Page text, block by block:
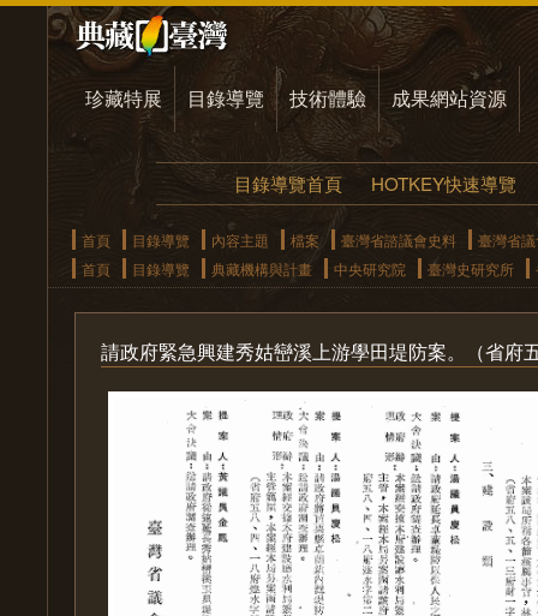
珍藏特展 目錄導覽 技術體驗 成果網站資源
目錄導覽首頁 HOTKEY快速導覽
首頁 目錄導覽 內容主題 檔案 臺灣省諮議會史料
臺灣省
首頁
目錄導覽 典藏機構與計畫 中央研究院 臺灣史研究所
請政府緊急興建秀姑巒溪上游學田堤防案。（省府